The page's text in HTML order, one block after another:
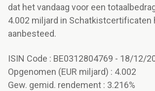
dat het vandaag voor een
4.002 miljard in Schatkistcertificaten
aanbesteed.
ISIN Code : BE0312804769 - 18/12/
Opgenomen (EUR miljard) : 4.002
Gew. gemid. rendement : 3.216%